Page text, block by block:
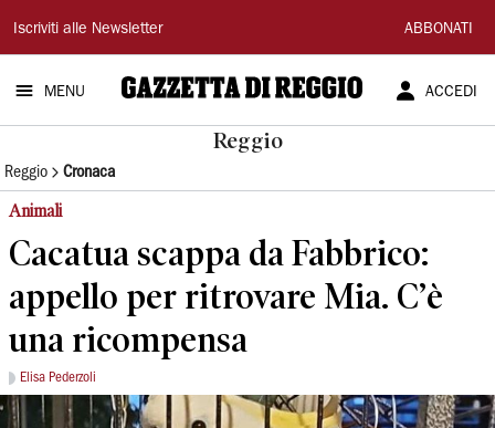
Gazzetta
di
Reggio
Iscriviti alle Newsletter ABBONATI
MENU ACCEDI
Reggio
Reggio Cronaca
Animali
Cacatua scappa da Fabbrico:
appello per ritrovare Mia. C’è
una ricompensa
Elisa Pederzoli